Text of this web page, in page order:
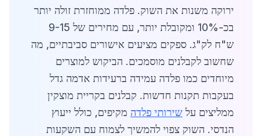
ירוקה משנות את השוק. פלדה ממוחזרת זולה יותר
בכ-10% ומקובלת יותר, עם מחירים של 9-15
ש"ח לק"ג. ספקים מציעים אישורים סביבתיים, מה
שחשוב לקבלנים מוסמכים. הביקוש למוצרים
מיוחדים כמו פלדה עמידה ברעידות אדמה גדל
בעקבות תקנות חדשות. קבלנים בקריית מוצקין
ממליצים על שירותי פלדה מקיפים, כולל ייעוץ
הנדסי. השוק צפוי להמשיך לצמוח עם השקעות